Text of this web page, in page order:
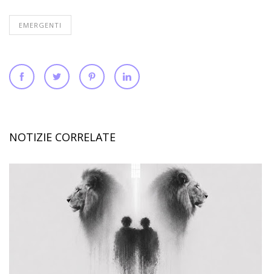
EMERGENTI
NOTIZIE CORRELATE